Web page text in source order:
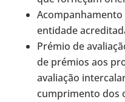
entidade
Prémio de
de prémios aos
avaliação
cumprimento dos